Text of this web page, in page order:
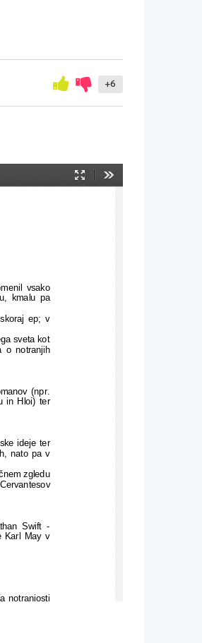
+6
Način
vsako
kmalu pa
ep; v
sveta kot
o notranjih
(npr.
in Hloi) ter
ideje ter
nato pa v
zgledu
Swift -
Karl May v
notranjosti
ki ga